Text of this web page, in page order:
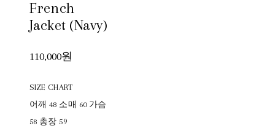
French
Jacket (Navy)
110,000원
SIZE CHART
어깨 48 소매 60 가슴
58 총장 59